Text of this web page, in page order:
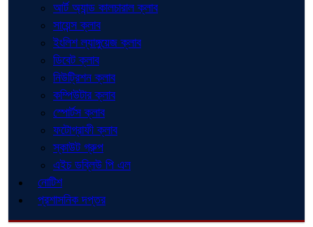
আর্ট অ্যান্ড কালচারাল ক্লাব
সায়েন্স ক্লাব
ইংলিশ ল্যাঙ্গুয়েজ ক্লাব
ডিবেট ক্লাব
নিউট্রিশন ক্লাব
কম্পিউটার ক্লাব
স্পোর্টস ক্লাব
ফটোগ্রাফী ক্লাব
স্কাউট গ্রুপ
এইচ ডব্লিউ পি এল
নোটিশ
প্রশাসনিক দপ্তর